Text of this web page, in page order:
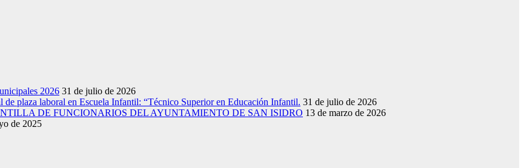
2026 31 de julio de 2026
plaza laboral en Escuela Infantil: “Técnico Superior en Educación Infantil. 31 de julio de 2026
DE FUNCIONARIOS DEL AYUNTAMIENTO DE SAN ISIDRO 13 de marzo de 2026
de 2025